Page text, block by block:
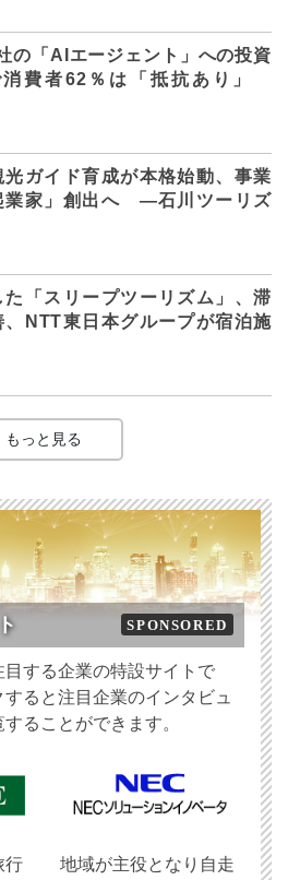
の「AIエージェント」への投資
消費者62％は「抵抗あり」
ガイド育成が本格始動、事業
業家」創出へ ―石川ツーリズ
た「スリープツーリズム」、滞
NTT東日本グループが宿泊施
もっと見る
SPONSORED
目する企業の特設サイトで
ると注目企業のインタビュ
ることができます。
行
地域が主役となり自走